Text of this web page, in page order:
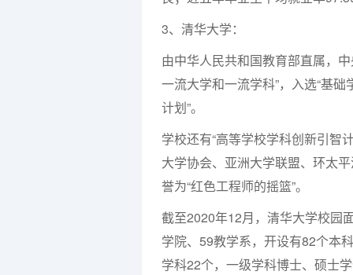
3、清华大学：
由中华人民共和国教育部直属，中
一流大学和一流学科”，入选“基
计划”。
学校还有“高等学校学科创新引智
大学协会、亚洲大学联盟、环太
誉为“红色工程师的摇篮”。
截至2020年12月，清华大学校园
学院、59教学系，开设有82个本
学科22个，一级学科博士、硕士